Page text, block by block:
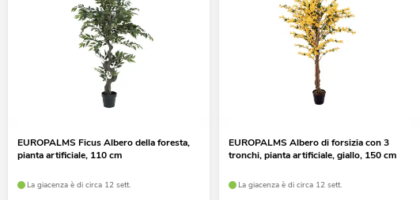
EUROPALMS Ficus Albero della foresta,
pianta artificiale, 110 cm
La giacenza è di circa 12 sett.
EUROPALMS Albero di forsizia con 3
tronchi, pianta artificiale, giallo, 150 cm
La giacenza è di circa 12 sett.